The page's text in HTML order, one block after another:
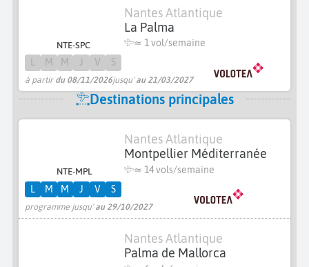
NTE-SPC
Nantes Atlantique
La Palma
≃ 1 vol/semaine
à partir du 08/11/2026jusqu'au 21/03/2027
L M M J V S
Destinations principales
NTE-MPL
Nantes Atlantique
Montpellier Méditerranée
≃ 14 vols/semaine
programme jusqu'au 29/10/2027
L M M J V S
Nantes Atlantique
Palma de Mallorca